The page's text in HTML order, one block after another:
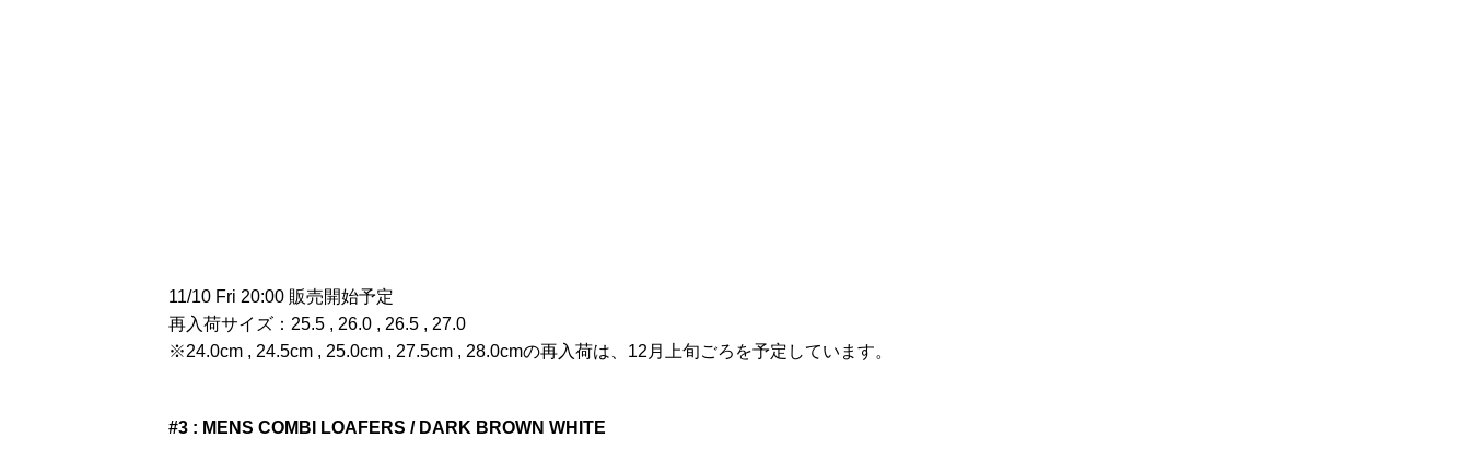
11/10 Fri 20:00 販売開始予定
再入荷サイズ：25.5 , 26.0 , 26.5 , 27.0
※24.0cm , 24.5cm , 25.0cm , 27.5cm , 28.0cmの再入荷は、12月上旬ごろを予定しています。
#3 : MENS COMBI LOAFERS / DARK BROWN WHITE